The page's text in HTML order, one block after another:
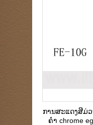
ການສະແດງສີມ່
ຄຳ chrome